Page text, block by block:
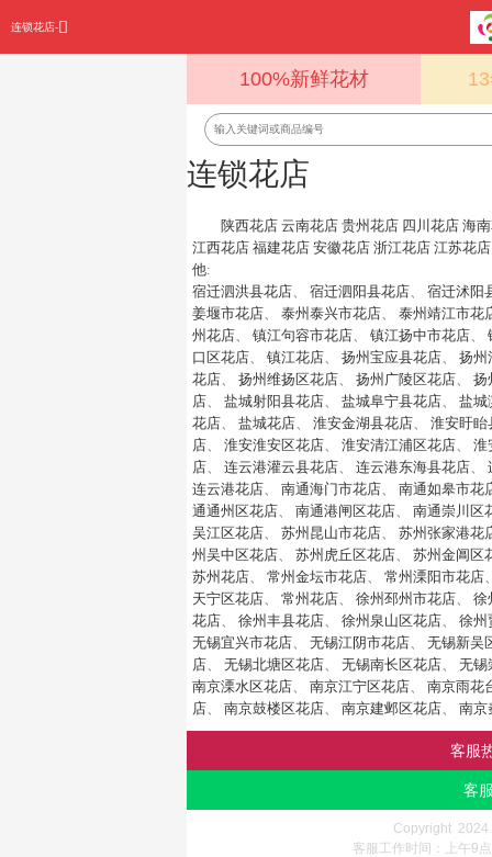
连锁花店-
100%新鲜花材
连锁花店
陕西花店 云南花店 贵州花店 四川花店 海
江西花店 福建花店 安徽花店 浙江花店 江苏花店
他:
宿迁泗洪县花店、 宿迁泗阳县花店、 宿迁沭阳
姜堰市花店、 泰州泰兴市花店、 泰州靖江市花
州花店、 镇江句容市花店、 镇江扬中市花店、
口区花店、 镇江花店、 扬州宝应县花店、 扬州
花店、 扬州维扬区花店、 扬州广陵区花店、 扬
店、 盐城射阳县花店、 盐城阜宁县花店、 盐城
花店、 盐城花店、 淮安金湖县花店、 淮安盱眙
店、 淮安淮安区花店、 淮安清江浦区花店、 淮
店、 连云港灌云县花店、 连云港东海县花店、
连云港花店、 南通海门市花店、 南通如皋市花
通通州区花店、 南通港闸区花店、 南通崇川区
吴江区花店、 苏州昆山市花店、 苏州张家港花
州吴中区花店、 苏州虎丘区花店、 苏州金阊区
苏州花店、 常州金坛市花店、 常州溧阳市花店
天宁区花店、 常州花店、 徐州邳州市花店、 徐
花店、 徐州丰县花店、 徐州泉山区花店、 徐州
无锡宜兴市花店、 无锡江阴市花店、 无锡新吴
店、 无锡北塘区花店、 无锡南长区花店、 无锡
南京溧水区花店、 南京江宁区花店、 南京雨花
店、 南京鼓楼区花店、 南京建邺区花店、 南京
客服
客
Copyright 2024
客服工作时间：上午9